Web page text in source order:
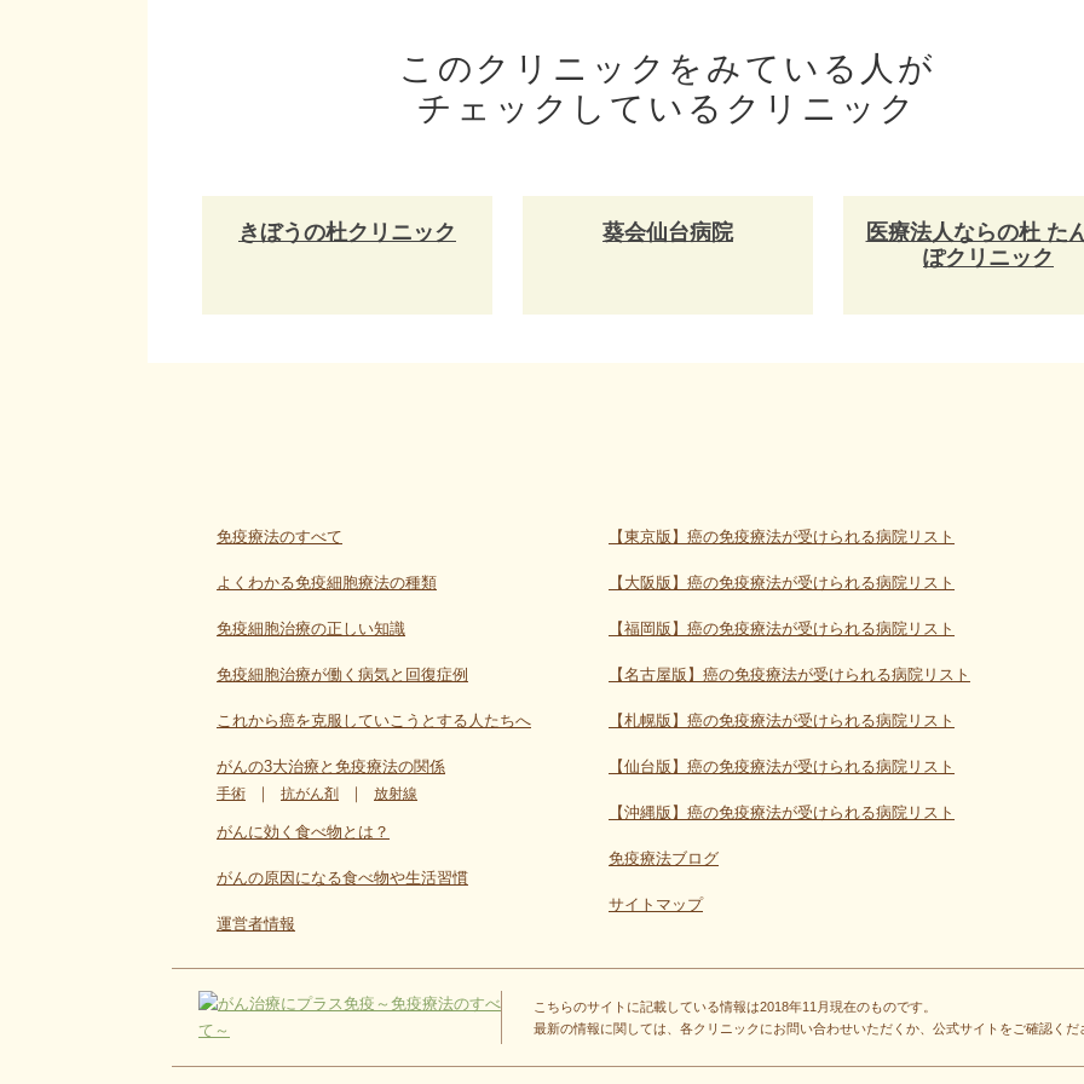
このクリニックをみている人が
チェックしているクリニック
きぼうの杜クリニック 葵会仙台病院
医療法人ならの杜 た
ぽクリニック
免疫療法のすべて
よくわかる免疫細胞療法の種類
免疫細胞治療の正しい知識
免疫細胞治療が働く病気と回復症例
これから癌を克服していこうとする人たちへ
がんの3大治療と免疫療法の関係
手術 ｜ 抗がん剤 ｜ 放射線
がんに効く食べ物とは？
がんの原因になる食べ物や生活習慣
運営者情報
【東京版】癌の免疫療法が受けられる病院リスト
【大阪版】癌の免疫療法が受けられる病院リスト
【福岡版】癌の免疫療法が受けられる病院リスト
【名古屋版】癌の免疫療法が受けられる病院リスト
【札幌版】癌の免疫療法が受けられる病院リスト
【仙台版】癌の免疫療法が受けられる病院リスト
【沖縄版】癌の免疫療法が受けられる病院リスト
免疫療法ブログ
サイトマップ
こちらのサイトに記載している情報は2018年11月現在のものです。
最新の情報に関しては、各クリニックにお問い合わせいただくか、公式サイトをご確認くだ